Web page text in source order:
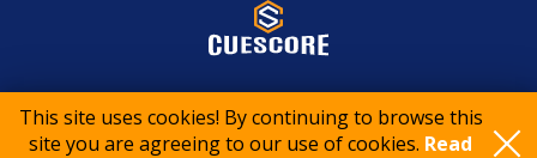
This site uses cookies! By continuing to browse this
site you are agreeing to our use of cookies. Read
© 2015-2026 CueScore International